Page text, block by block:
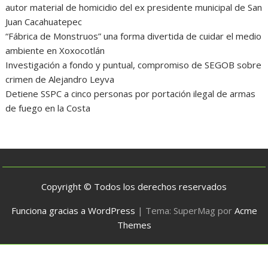
autor material de homicidio del ex presidente municipal de San
Juan Cacahuatepec
“Fábrica de Monstruos” una forma divertida de cuidar el medio
ambiente en Xoxocotlán
Investigación a fondo y puntual, compromiso de SEGOB sobre
crimen de Alejandro Leyva
Detiene SSPC a cinco personas por portación ilegal de armas
de fuego en la Costa
Copyright © Todos los derechos reservados
Funciona gracias a WordPress | Tema: SuperMag por Acme
Themes